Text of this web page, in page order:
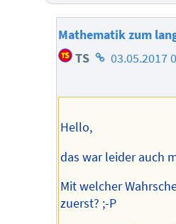
Mathematik zum
TS Homepage
Autors
03.05.2017
Hello,
das war leider auch
Mit welcher
zuerst? ;-P